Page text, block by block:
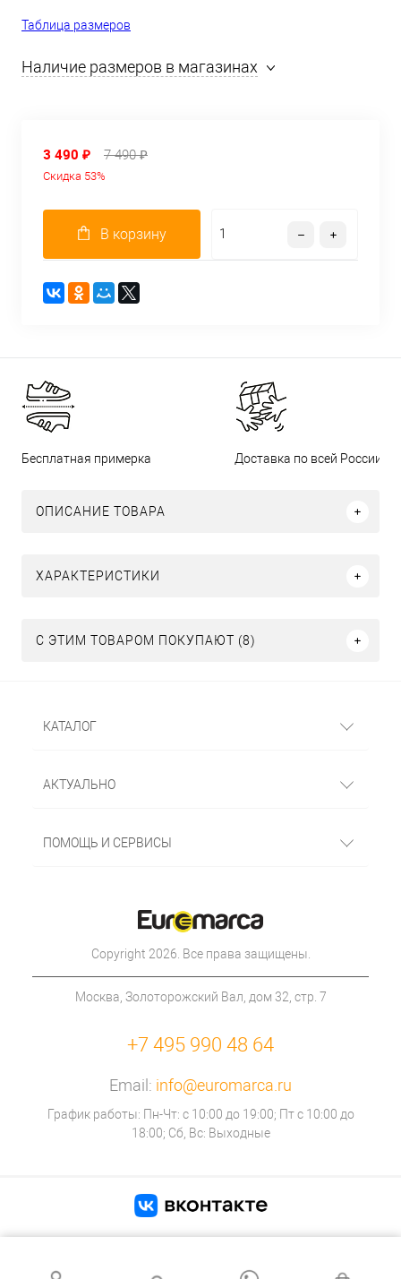
Таблица размеров
Наличие размеров в магазинах
3 490 ₽ 7 490 ₽
Скидка 53%
В корзину
Бесплатная примерка Доставка по всей России
ОПИСАНИЕ ТОВАРА
ХАРАКТЕРИСТИКИ
С ЭТИМ ТОВАРОМ ПОКУПАЮТ (8)
КАТАЛОГ
АКТУАЛЬНО
ПОМОЩЬ И СЕРВИСЫ
Copyright 2026. Все права защищены.
Москва, Золоторожский Вал, дом 32, стр. 7
+7 495 990 48 64
Email: info@euromarca.ru
График работы: Пн-Чт: с 10:00 до 19:00; Пт с 10:00 до
18:00; Сб, Вс: Выходные